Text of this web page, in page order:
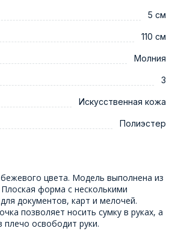
5 см
110 см
Молния
3
Искусственная кожа
Полиэстер
цвета. Модель выполнена из
форма с несколькими
документов, карт и мелочей.
позволяет носить сумку в руках, а
освободит руки.